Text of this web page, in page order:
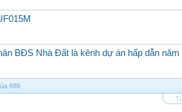
BĐS Nhà Đất là kênh dự án hấp dẫn năm
689